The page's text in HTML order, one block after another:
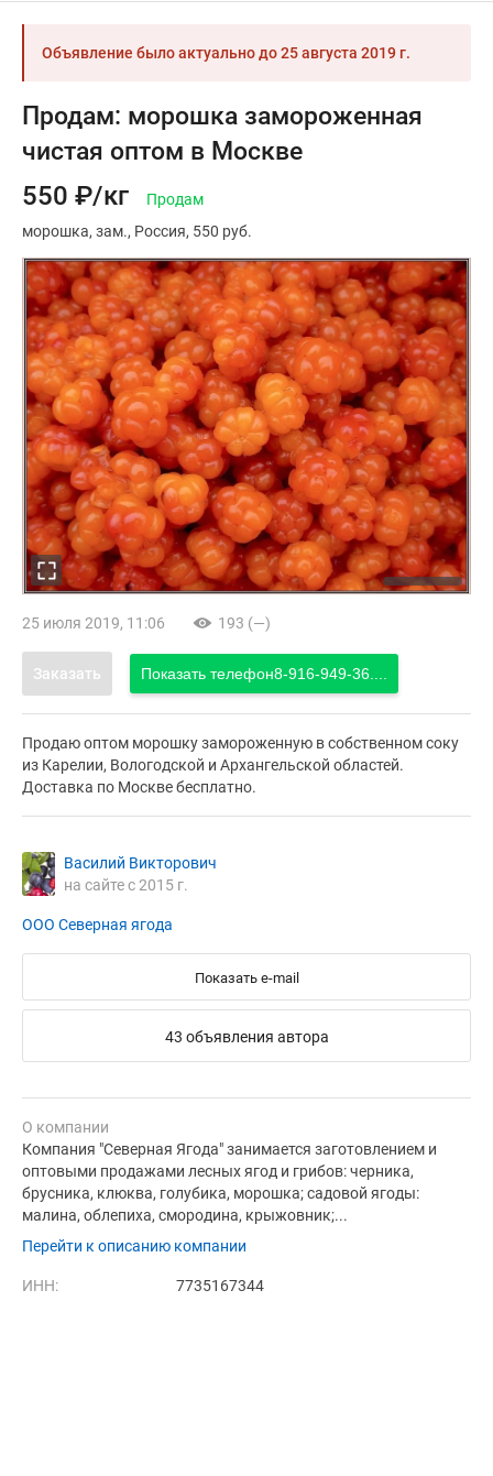
Объявление было актуально до25 августа 2019 г.
Продам: морошка замороженная
чистая оптом в Москве
550 ₽/кг
Продам
морошка зам. Россия 550 руб.
25 июля 2019, 11:06 193 (—)
Заказать Показать телефон8-916-949-36....
Продаю оптом морошку замороженную в собственном соку
из Карелии, Вологодской и Архангельской областей.
Доставка по Москве бесплатно.
Василий Викторович
на сайте с 2015 г.
ООО Северная ягода
Показать e-mail
43 объявления автора
О компании
Компания "Северная Ягода" занимается заготовлением и
оптовыми продажами лесных ягод и грибов: черника,
брусника, клюква, голубика, морошка; садовой ягоды:
малина, облепиха, смородина, крыжовник;...
Перейти к описанию компании
ИНН: 7735167344